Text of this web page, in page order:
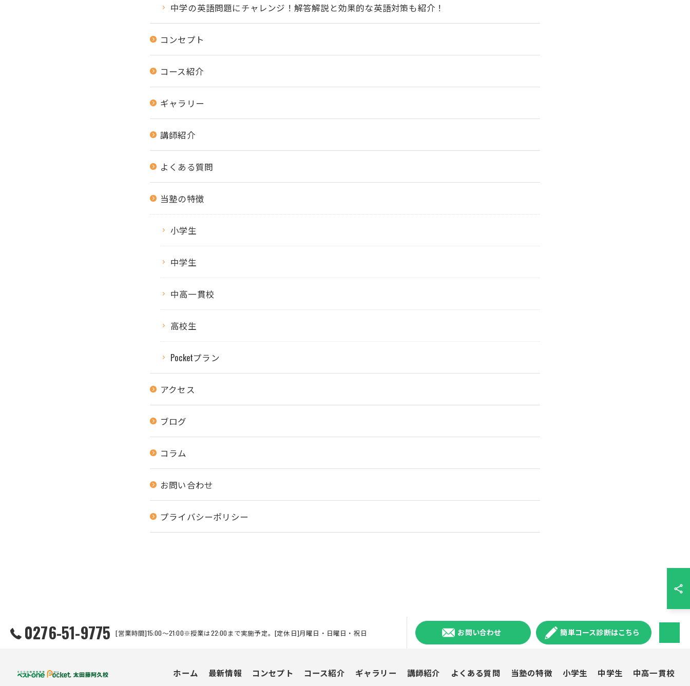
中学の英語問題にチャレンジ！解答解説と効果的な英語対策も紹介！
コンセプト
コース紹介
ギャラリー
講師紹介
よくある質問
当塾の特徴
小学生
中学生
中高一貫校
高校生
Pocketプラン
アクセス
ブログ
コラム
お問い合わせ
プライバシーポリシー
0276-51-9775 [営業時間]15:00～21:00※授業は22:00まで実施予定。[定休日]月曜日・日曜日・祝日 お問い合わせ 簡単コース診断はこちら
ホーム 最新情報 コンセプト コース紹介 ギャラリー 講師紹介 よくある質問 当塾の特徴 小学生 中学生
中高一貫校